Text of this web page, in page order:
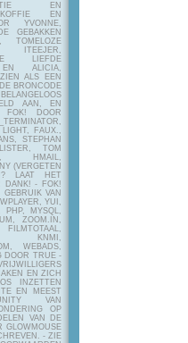
EN
KOFFIE EN
YVONNE,
GEBAKKEN
TOMELOZE
LIEFDE
ALICIA,
ALS EEN
BRONCODE
AAN, EN
FOK! DOOR
FAUX.,
STEPHAN
TOM
HMAIL,
(VERGETEN
LAAT HET
DANK! - FOK!
VAN
YUI,
PHP, MYSQL,
ZOOM.IN,
KNMI,
WEBADS,
DOOR TRUE -
EN ZICH
INZETTEN
EN MEEST
VAN
OP
VAN DE
GLOWMOUSE
- ZIE